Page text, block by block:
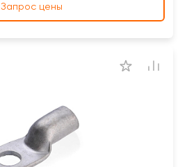
Запрос цены